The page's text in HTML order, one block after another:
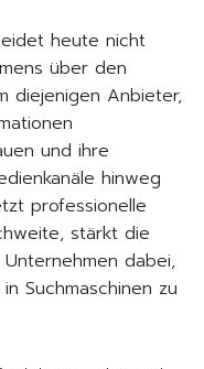
heute nicht
über den
diejenigen Anbieter,
und ihre
hinweg
professionelle
stärkt die
dabei,
Suchmaschinen zu